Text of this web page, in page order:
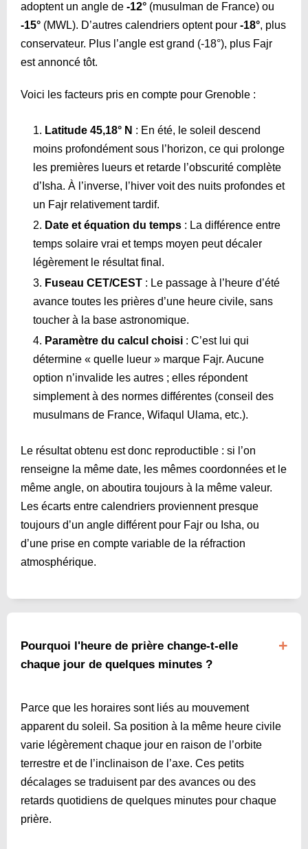
adoptent un angle de -12° (musulman de France) ou
-15° (MWL). D’autres calendriers optent pour -18°, plus
conservateur. Plus l’angle est grand (-18°), plus Fajr
est annoncé tôt.
Voici les facteurs pris en compte pour Grenoble :
Latitude 45,18° N : En été, le soleil descend
moins profondément sous l’horizon, ce qui prolonge
les premières lueurs et retarde l’obscurité complète
d’Isha. À l’inverse, l’hiver voit des nuits profondes et
un Fajr relativement tardif.
Date et équation du temps : La différence entre
temps solaire vrai et temps moyen peut décaler
légèrement le résultat final.
Fuseau CET/CEST : Le passage à l’heure d’été
avance toutes les prières d’une heure civile, sans
toucher à la base astronomique.
Paramètre du calcul choisi : C’est lui qui
détermine « quelle lueur » marque Fajr. Aucune
option n’invalide les autres ; elles répondent
simplement à des normes différentes (conseil des
musulmans de France, Wifaqul Ulama, etc.).
Le résultat obtenu est donc reproductible : si l’on
renseigne la même date, les mêmes coordonnées et le
même angle, on aboutira toujours à la même valeur.
Les écarts entre calendriers proviennent presque
toujours d’un angle différent pour Fajr ou Isha, ou
d’une prise en compte variable de la réfraction
atmosphérique.
Pourquoi l'heure de prière change-t-elle
chaque jour de quelques minutes ?
Parce que les horaires sont liés au mouvement
apparent du soleil. Sa position à la même heure civile
varie légèrement chaque jour en raison de l’orbite
terrestre et de l’inclinaison de l’axe. Ces petits
décalages se traduisent par des avances ou des
retards quotidiens de quelques minutes pour chaque
prière.